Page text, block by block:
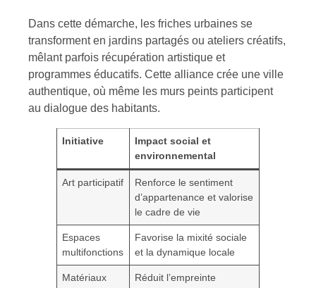
Dans cette démarche, les friches urbaines se
transforment en jardins partagés ou ateliers créatifs,
mêlant parfois récupération artistique et
programmes éducatifs. Cette alliance crée une ville
authentique, où même les murs peints participent
au dialogue des habitants.
Initiative
Impact social et
environnemental
Art participatif
Renforce le sentiment
d’appartenance et valorise
le cadre de vie
Espaces
multifonctions
Favorise la mixité sociale
et la dynamique locale
Matériaux
Réduit l’empreinte